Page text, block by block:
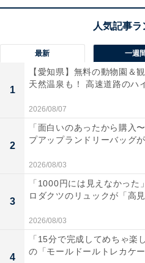
温かみのあるウッド調デザイ
く調和します。
JVCケンウッドの
JVCケンウッドのBluetooth
には以下のような口コミが寄
ウッドコーンならではの
低音が心地よく響きます
はっきり音声機能で夜間
最新 一週
1
【愛知県】無料の動物園＆
天然温泉も！ 高速道路のハ
2026/08/07
2
「面白いのあったから購入
プアップランドリーバッグ
2026/08/03
3
「1000円には見えなかった
ロダクツのリュックが「高
2026/08/03
4
「15分で完成してめちゃ楽
の「モールドールトレカケー